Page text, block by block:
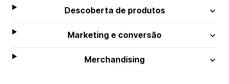
Descoberta de produtos
Marketing e conversão
Merchandising